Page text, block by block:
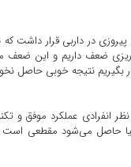
در داربی قرار داشت که
ریزی ضعف داریم و این ضعف
بگیریم نتیجه خوبی حاصل
عملکرد موفق و
حاصل می‌شود مقطعی است و